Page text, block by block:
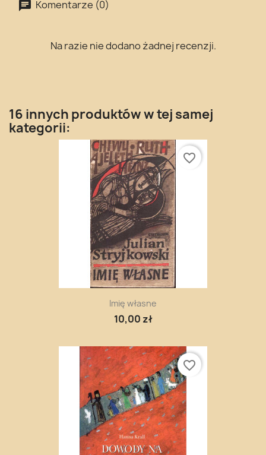
Komentarze (0)
Na razie nie dodano żadnej recenzji.
16 innych produktów w tej samej
kategorii:
Imię własne
10,00 zł
favorite_border
favorite_border